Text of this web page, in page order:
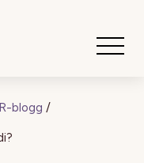
blogg /